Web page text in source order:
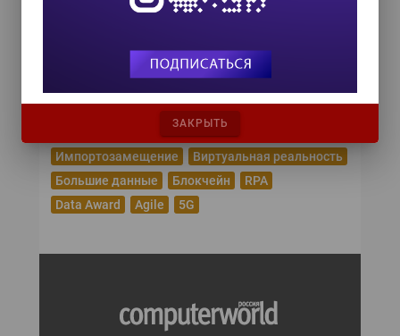
Эпидемия коронавируса
Робототехника
Облачные сервисы
Кибербезопасность
Импортозамещение
Виртуальная реальность
Большие данные
Блокчейн
RPA
Data Award
Agile 5G
ЗАКРЫТЬ